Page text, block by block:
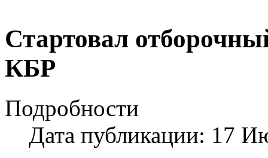
Стартовал
КБР
Подробности
Дата публикации: 17